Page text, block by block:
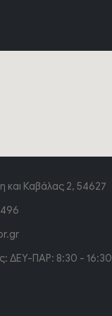
και Καβάλας 2, 54627
ΔΕΥ-ΠΑΡ: 8:30 - 16:30